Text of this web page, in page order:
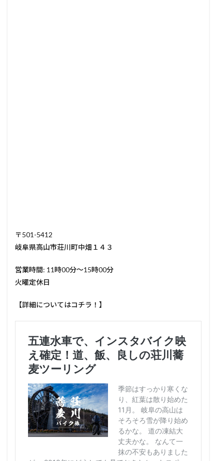
〒501-5412
岐阜県高山市荘川町中畑１４３
営業時間: 11時00分～15時00分
火曜定休日
【詳細についてはコチラ！】